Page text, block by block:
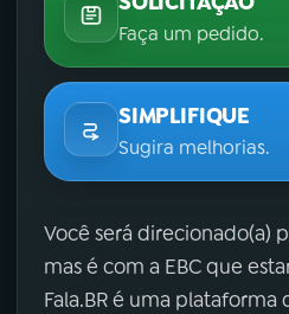
Faça um pedido.
SIMPLIFIQUE
Sugira melhorias.
Você será direcionado(a)
mas é com a EBC que
Fala.BR é uma